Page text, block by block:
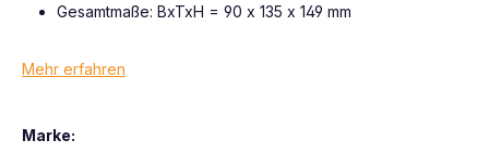
Gesamtmaße: BxTxH = 90 x 135 x 149 mm
Mehr erfahren
Marke: